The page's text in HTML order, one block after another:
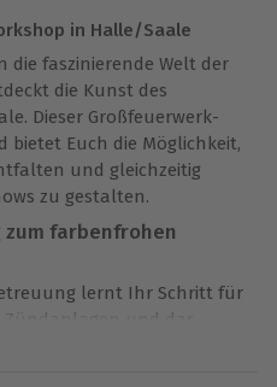
in Halle/Saale
die faszinierende Welt der
die Kunst des
Dieser Großfeuerwerk-
bietet Euch die Möglichkeit,
und gleichzeitig
zu gestalten.
zum farbenfrohen
lernt Ihr Schritt für
und das
praktische Teilnahme